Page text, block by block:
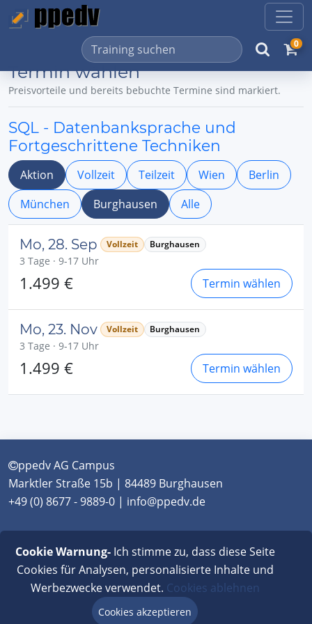
0
Termin wählen
Preisvorteile und bereits bebuchte Termine sind markiert.
SQL - Datenbanksprache und
Fortgeschrittene Techniken
Aktion Vollzeit Teilzeit Wien
Berlin
München
Burghausen Alle
Mo, 28. Sep Vollzeit Burghausen
3 Tage · 9-17 Uhr
1.499 € Termin wählen
Mo, 23. Nov Vollzeit Burghausen
3 Tage · 9-17 Uhr
1.499 € Termin wählen
ppedv AG Campus
Marktler Straße 15b | 84489 Burghausen
+49 (0) 8677 - 9889-0 | info@ppedv.de
Classroom
|Impressum|Datenschutz|FAQ
Cookie Warnung-Ich stimme zu, dass diese Seite
Cookies für Analysen, personalisierte Inhalte und
Werbezwecke verwendet. Cookies ablehnen
Cookies akzeptieren